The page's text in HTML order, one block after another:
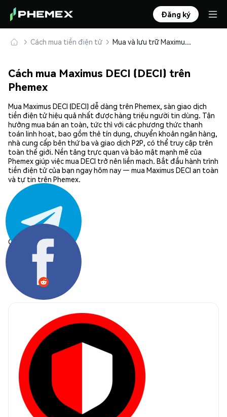
Đăng ký
Cách mua tiền điện tử Mua và lưu trữ Maximus DECI (DECI) an toàn
Cách mua Maximus DECI (DECI) trên
Phemex
Mua Maximus DECI (DECI) dễ dàng trên Phemex, sàn giao dịch
tiền điện tử hiệu quả nhất được hàng triệu người tin dùng. Tận
hưởng mua bán an toàn, tức thì với các phương thức thanh
toán linh hoạt, bao gồm thẻ tín dụng, chuyển khoản ngân hàng,
nhà cung cấp bên thứ ba và giao dịch P2P, có thể truy cập trên
toàn thế giới. Nền tảng trực quan và bảo mật mạnh mẽ của
Phemex giúp việc mua DECI trở nên liền mạch. Bắt đầu hành trình
tiền điện tử của bạn ngay hôm nay — mua Maximus DECI an toàn
và tự tin trên Phemex.
Chia sẻ: